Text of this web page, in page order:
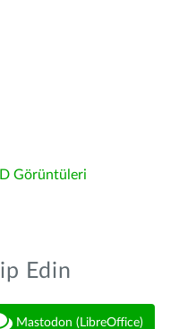
Görüntüleri
Edin
Mastodon (LibreOffice)